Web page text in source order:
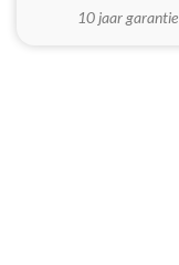
10 jaar garantie